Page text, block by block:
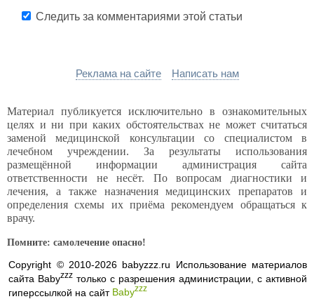
Следить за комментариями этой статьи
Реклама на сайте Написать нам
Материал публикуется исключительно в ознакомительных
целях и ни при каких обстоятельствах не может считаться
заменой медицинской консультации со специалистом в
лечебном учреждении. За результаты использования
размещённой информации администрация сайта
ответственности не несёт. По вопросам диагностики и
лечения, а также назначения медицинских препаратов и
определения схемы их приёма рекомендуем обращаться к
врачу.
Помните: самолечение опасно!
Copyright © 2010-2026 babyzzz.ru Использование материалов
сайта Babyzzz только с разрешения администрации, с активной
гиперссылкой на сайт Babyzzz